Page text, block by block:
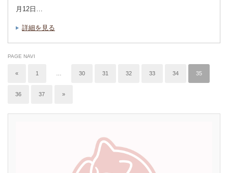
月12日…
詳細を見る
PAGE NAVI
« 1 30 31 32 33 34 35
36 37 »